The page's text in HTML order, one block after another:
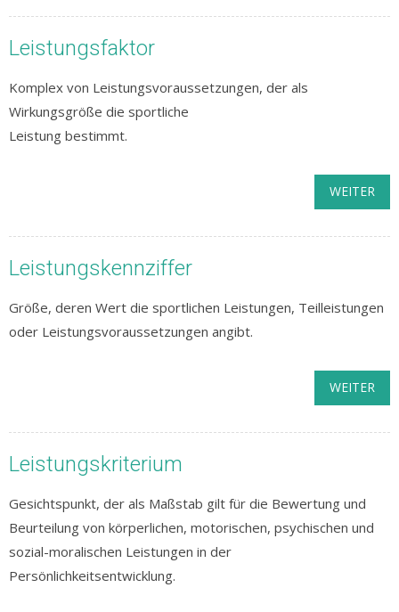
Leistungsfaktor
Komplex von Leistungsvoraussetzungen, der als
Wirkungsgröße die sportliche
Leistung bestimmt.
WEITER
Leistungskennziffer
Größe, deren Wert die sportlichen Leistungen, Teilleistungen
oder Leistungsvoraussetzungen angibt.
WEITER
Leistungskriterium
Gesichtspunkt, der als Maßstab gilt für die Bewertung und
Beurteilung von körperlichen, motorischen, psychischen und
sozial-moralischen Leistungen in der
Persönlichkeitsentwicklung.